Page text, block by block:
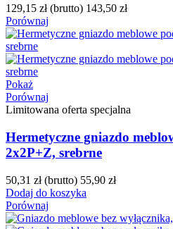
129,15 zł (brutto) 143,50 zł
Porównaj
Pokaż
Porównaj
Limitowana oferta specjalna
Hermetyczne gniazdo
2x2P+Z, srebrne
50,31 zł (brutto) 55,90 zł
Dodaj do koszyka
Porównaj